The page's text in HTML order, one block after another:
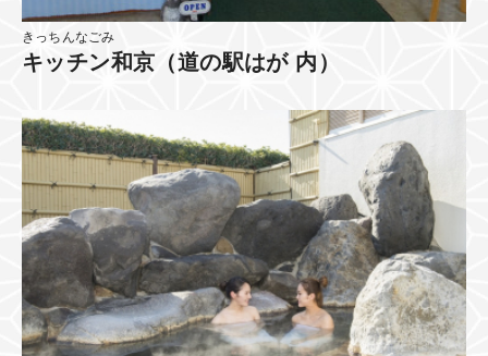
きっちんなごみ
キッチン和京（道の駅はが 内）